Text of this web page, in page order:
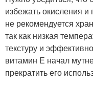
избежать окисления
не рекомендуется
так как низкая
текстуру и
витамин Е начал
прекратить его